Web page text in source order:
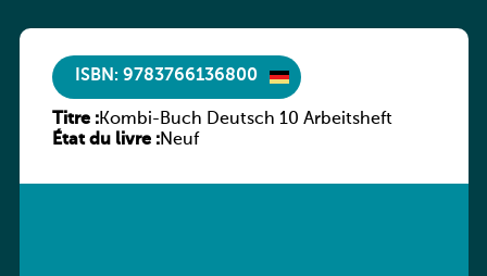
ISBN: 9783766136800
Titre :Kombi-Buch Deutsch 10 Arbeitsheft
État du livre :Neuf